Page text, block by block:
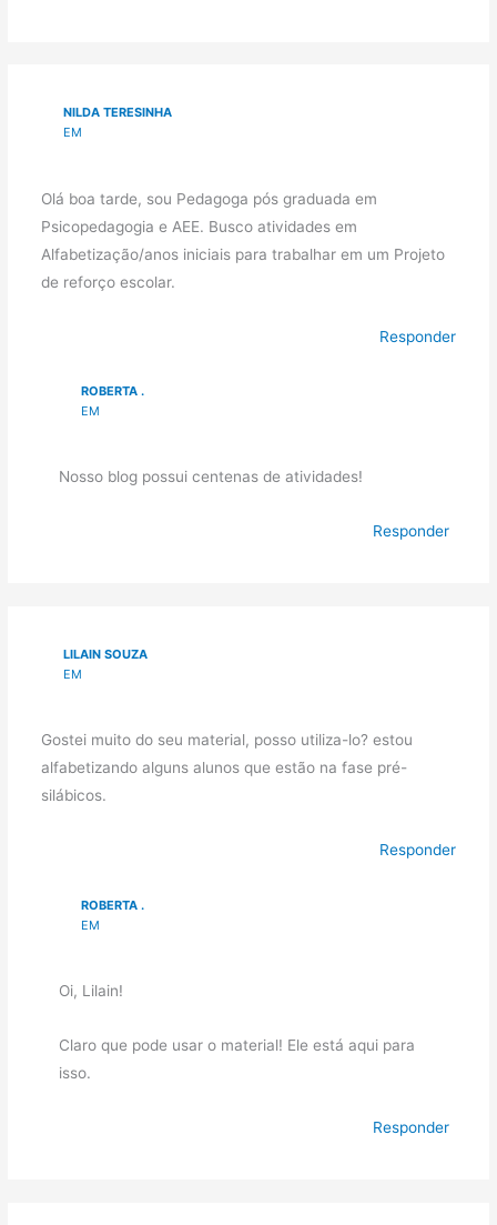
NILDA TERESINHA
EM
Olá boa tarde, sou Pedagoga pós graduada em
Psicopedagogia e AEE. Busco atividades em
Alfabetização/anos iniciais para trabalhar em um Projeto
de reforço escolar.
Responder
ROBERTA .
EM
Nosso blog possui centenas de atividades!
Responder
LILAIN SOUZA
EM
Gostei muito do seu material, posso utiliza-lo? estou
alfabetizando alguns alunos que estão na fase pré-
silábicos.
Responder
ROBERTA .
EM
Oi, Lilain!
Claro que pode usar o material! Ele está aqui para
isso.
Responder